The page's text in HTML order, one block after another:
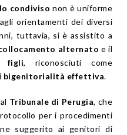
condiviso non è uniforme
orientamenti dei diversi
tuttavia, si è assistito a
alternato e il
figli, riconosciuti come
bigenitorialità effettiva.
Tribunale di Perugia, che
per i procedimenti
suggerito ai genitori di